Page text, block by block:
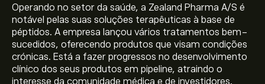
Operando no setor da saúde, a Zealand Pharma A/S é
notável pelas suas soluções terapêuticas à base de
péptidos. A empresa lançou vários tratamentos bem-
sucedidos, oferecendo produtos que visam condições
crónicas. Está a fazer progressos no desenvolvimento
clínico dos seus produtos em pipeline, atraindo o
interesse da comunidade médica e de investidores.